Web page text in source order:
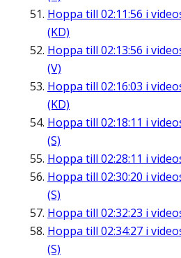
Hoppa till 02:11:56 i
(KD)
Hoppa till 02:13:56 i
(V)
Hoppa till 02:16:03 i
(KD)
Hoppa till 02:18:11 i
(S)
Hoppa till 02:28:11 i
Hoppa till 02:30:20 i
(S)
Hoppa till 02:32:23 i
Hoppa till 02:34:27 i
(S)